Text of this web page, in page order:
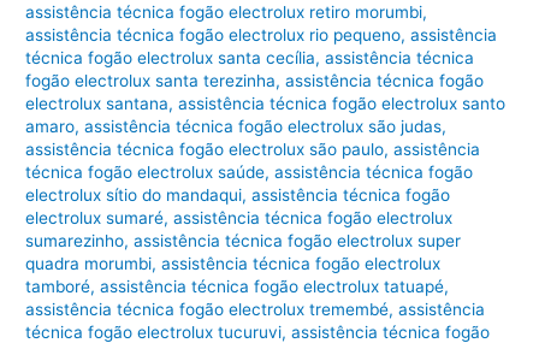
assistência técnica fogão electrolux retiro morumbi,
assistência técnica fogão electrolux rio pequeno,assistência
técnica fogão electrolux santa cecília,assistência técnica
fogão electrolux santa terezinha,assistência técnica fogão
electrolux santana,assistência técnica fogão electrolux santo
amaro,assistência técnica fogão electrolux são judas,
assistência técnica fogão electrolux são paulo,assistência
técnica fogão electrolux saúde,assistência técnica fogão
electrolux sítio do mandaqui,assistência técnica fogão
electrolux sumaré,assistência técnica fogão electrolux
sumarezinho,assistência técnica fogão electrolux super
quadra morumbi,assistência técnica fogão electrolux
tamboré,assistência técnica fogão electrolux tatuapé,
assistência técnica fogão electrolux tremembé,assistência
técnica fogão electrolux tucuruvi,assistência técnica fogão